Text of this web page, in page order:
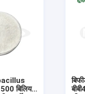
बिलियन